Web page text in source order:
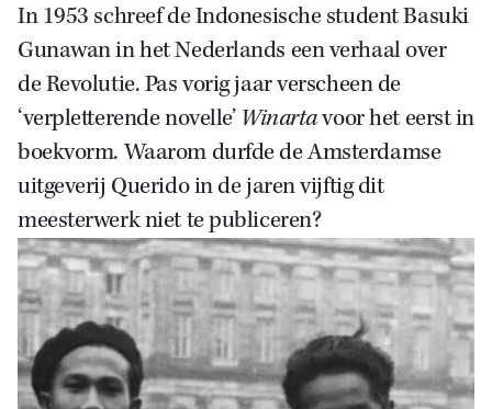
Zoek
In 1953 schreef de Indonesische student Basuki
Gunawan in het Nederlands een verhaal over
de Revolutie. Pas vorig jaar verscheen de
‘verpletterende novelle’ Winartavoor het eerst in
boekvorm. Waarom durfde de Amsterdamse
uitgeverij Querido in de jaren vijftig dit
meesterwerk niet te publiceren?